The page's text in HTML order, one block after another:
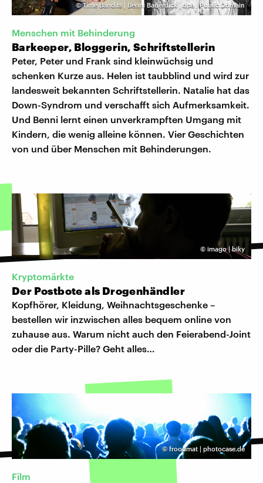
©Time Bandits | Benni Bauerdick | dpa | Public Domain
Menschen mit Behinderung
Barkeeper, Bloggerin, Schriftstellerin
Peter, Peter und Frank sind kleinwüchsig und
schenken Kurze aus. Helen ist taubblind und wird zur
landesweit bekannten Schriftstellerin. Natalie hat das
Down-Syndrom und verschafft sich Aufmerksamkeit.
Und Benni lernt einen unverkrampften Umgang mit
Kindern, die wenig alleine können. Vier Geschichten
von und über Menschen mit Behinderungen.
© imago | biky
Kryptomärkte
Der Postbote als Drogenhändler
Kopfhörer, Kleidung, Weihnachtsgeschenke –
bestellen wir inzwischen alles bequem online von
zuhause aus. Warum nicht auch den Feierabend-Joint
oder die Party-Pille? Geht alles…
©froodmat | photocase.de
Film